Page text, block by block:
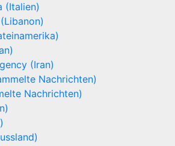
(Italien)
(Iran)
Nachrichten)
Nachrichten)